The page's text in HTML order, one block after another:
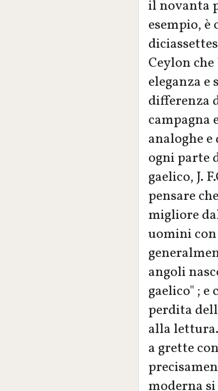
il novanta
esempio, è
Ceylon
eleganza
differenza
campagna
analoghe
ogni parte
gaelico, J.
pensare
migliore
uomini
angoli
gaelico" ;
perdita
alla
a grette
moderna